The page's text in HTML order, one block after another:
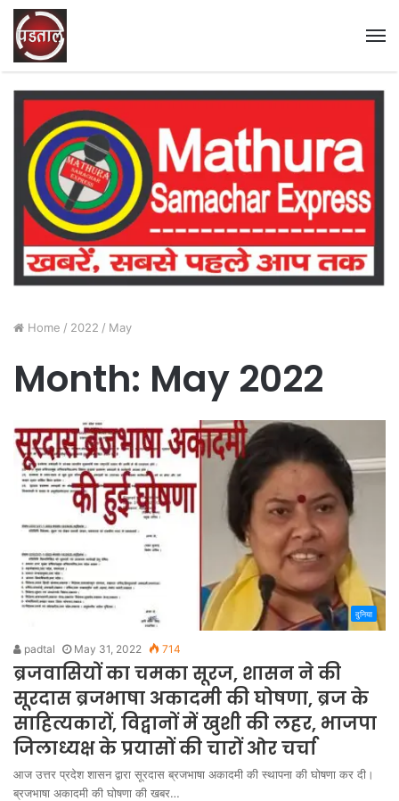
Home / 2022 / May
Month: May 2022
दुनिया
padtal May 31, 2022 714
ब्रजवासियों का चमका सूरज, शासन ने की
सूरदास ब्रजभाषा अकादमी की घोषणा, ब्रज के
साहित्यकारों, विद्वानों में खुशी की लहर, भाजपा
जिलाध्यक्ष के प्रयासों की चारों ओर चर्चा
आज उत्तर प्रदेश शासन द्वारा सूरदास ब्रजभाषा अकादमी की स्थापना की घोषणा कर दी।
ब्रजभाषा अकादमी की घोषणा की खबर…